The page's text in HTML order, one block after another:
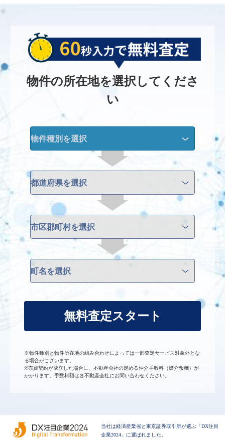
物件の所在地を選択してくださ
い
無料査定スタート
※物件種別と物件所在地の組み合わせによっては一部査定サービス対象外とな
る場合がございます。
※売買契約が成立した場合に、不動産会社の定める仲介手数料（媒介報酬）が
かかります。手数料額は各不動産会社にお問い合わせください。
当社は経済産業省と東京証券取引所が選ぶ「DX注目
企業2024」に選ばれました。